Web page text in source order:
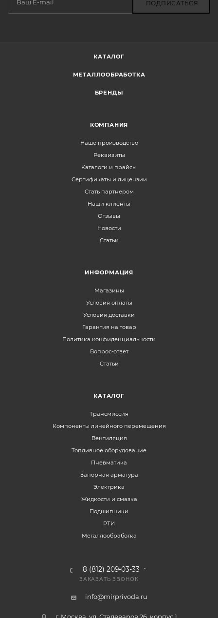
ПОДПИСАТЬСЯ
КАТАЛОГ
МЕТАЛЛООБРАБОТКА
БРЕНДЫ
КОМПАНИЯ
Наше производство
Реквизиты
Каталоги и прайсы
Сертификаты и лицензии
Стать партнером
Наши клиенты
Отзывы
Новости
Статьи
ИНФОРМАЦИЯ
Магазины
Условия оплаты
Условия доставки
Гарантия на товар
Политика конфиденциальности
Вопрос-ответ
Статьи
КАТАЛОГ
Трансмиссия
Компоненты линейного перемещения
Вентиляция
Топливное оборудование
Пневматика
Запорная арматура
Электрика
Жидкости и смазка
Подшипники
РТИ
Металлообработка
8 (812) 209-03-33
ЗАКАЗАТЬ ЗВОНОК
info@mirprivoda.ru
г. Москва, ул. Сталеваров 26, корпус 1